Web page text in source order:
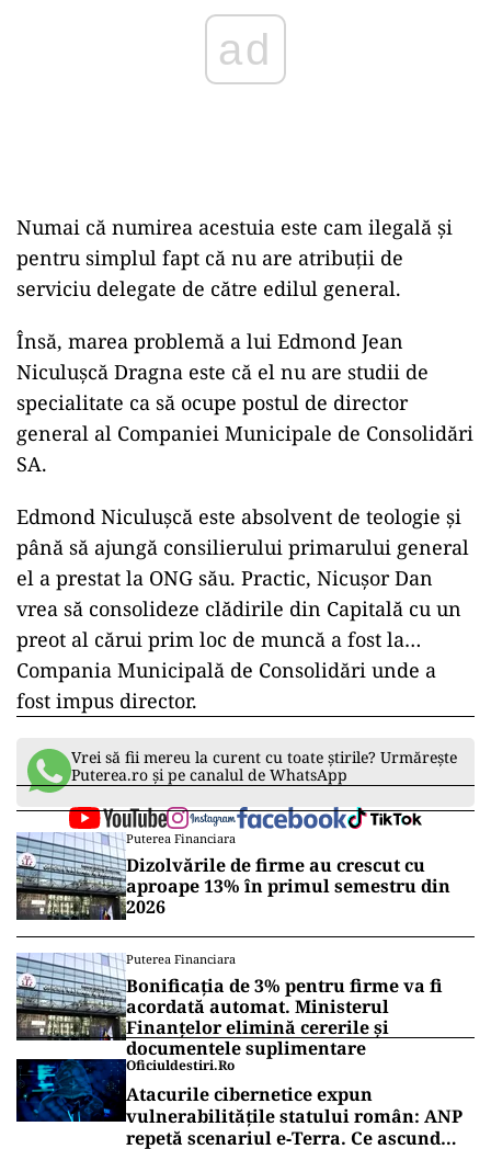
Numai că numirea acestuia este cam ilegală și
pentru simplul fapt că nu are atribuții de
serviciu delegate de către edilul general.
Însă, marea problemă a lui Edmond Jean
Niculușcă Dragna este că el nu are studii de
specialitate ca să ocupe postul de director
general al Companiei Municipale de Consolidări
SA.
Edmond Niculușcă este absolvent de teologie și
până să ajungă consilierului primarului general
el a prestat la ONG său. Practic, Nicușor Dan
vrea să consolideze clădirile din Capitală cu un
preot al cărui prim loc de muncă a fost la…
Compania Municipală de Consolidări unde a
fost impus director.
Vrei să fii mereu la curent cu toate știrile? Urmărește
Puterea.ro și pe canalul de WhatsApp
Puterea Financiara
Dizolvările de firme au crescut cu
aproape 13% în primul semestru din
2026
Puterea Financiara
Bonificația de 3% pentru firme va fi
acordată automat. Ministerul
Finanțelor elimină cererile și
documentele suplimentare
Oficiuldestiri.ro
Atacurile cibernetice expun
vulnerabilitățile statului român: ANP
repetă scenariul e‑Terra. Ce ascund